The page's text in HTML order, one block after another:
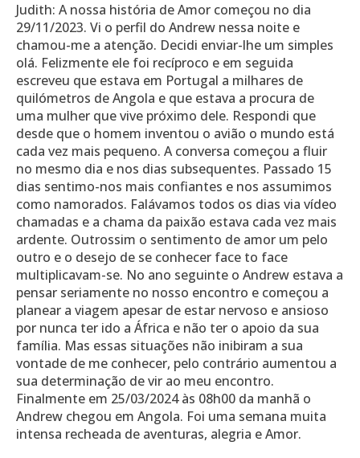
Judith: A nossa história de Amor começou no dia
29/11/2023. Vi o perfil do Andrew nessa noite e
chamou-me a atenção. Decidi enviar-lhe um simples
olá. Felizmente ele foi recíproco e em seguida
escreveu que estava em Portugal a milhares de
quilómetros de Angola e que estava a procura de
uma mulher que vive próximo dele. Respondi que
desde que o homem inventou o avião o mundo está
cada vez mais pequeno. A conversa começou a fluir
no mesmo dia e nos dias subsequentes. Passado 15
dias sentimo-nos mais confiantes e nos assumimos
como namorados. Falávamos todos os dias via vídeo
chamadas e a chama da paixão estava cada vez mais
ardente. Outrossim o sentimento de amor um pelo
outro e o desejo de se conhecer face to face
multiplicavam-se. No ano seguinte o Andrew estava a
pensar seriamente no nosso encontro e começou a
planear a viagem apesar de estar nervoso e ansioso
por nunca ter ido a África e não ter o apoio da sua
família. Mas essas situações não inibiram a sua
vontade de me conhecer, pelo contrário aumentou a
sua determinação de vir ao meu encontro.
Finalmente em 25/03/2024 às 08h00 da manhã o
Andrew chegou em Angola. Foi uma semana muita
intensa recheada de aventuras, alegria e Amor.